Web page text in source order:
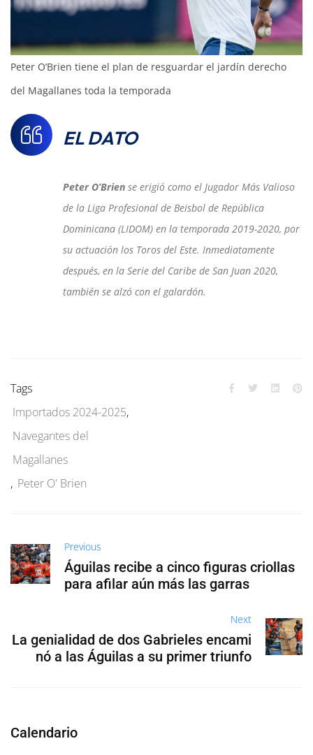
Peter O’Brien tiene el plan de resguardar el jardín derecho
del Magallanes toda la temporada
EL DATO
Peter O’Brien se erigió como el Jugador Más Valioso
de la Liga Profesional de Beisbol de República
Dominicana (LIDOM) en la temporada 2019-2020, por
su actuación los Toros del Este. Inmediatamente
después, en la Serie del Caribe de San Juan 2020,
también se alzó con el galardón.
Tags
Importados 2024-2025,
Navegantes del
Magallanes
, Peter O' Brien
Previous
Águilas recibe a cinco figuras criollas
para afilar aún más las garras
Next
La genialidad de dos Gabrieles encami
nó a las Águilas a su primer triunfo
Calendario